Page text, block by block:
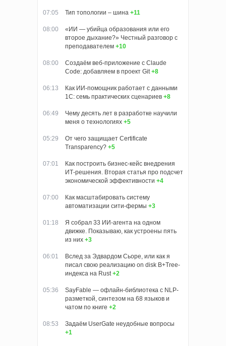
07:05 Тип топологии – шина +11
08:00
«ИИ — убийца образования или его
второе дыхание?» Честный разговор с
преподавателем +10
08:00
Создаём веб-приложение с Claude
Code: добавляем в проект Git +8
06:13
Как ИИ-помощник работает с данными
1С: семь практических сценариев +8
06:49
Чему десять лет в разработке научили
меня о технологиях +5
05:29
От чего защищает Certificate
Transparency? +5
07:01
Как построить бизнес-кейс внедрения
ИТ-решения. Вторая статья про подсчет
экономической эффективности +4
07:00
Как масштабировать систему
автоматизации сити-фермы +3
01:18
Я собрал 33 ИИ-агента на одном
движке. Показываю, как устроены пять
из них +3
06:01
Вслед за Эдвардом Сьоре, или как я
писал свою реализацию on disk B+Tree-
индекса на Rust +2
05:36
SayFable — офлайн-библиотека с NLP-
разметкой, синтезом на 68 языков и
чатом по книге +2
08:53
Задаём UserGate неудобные вопросы
+1